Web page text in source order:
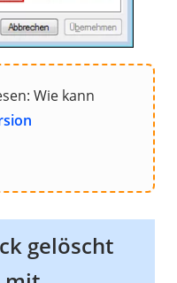
Wie kann
gelöscht